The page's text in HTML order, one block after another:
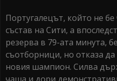
Португалецът, който не бе
състав на Сити, а
резерва в 79-ата минута,
съотборници, но отказа
новия шампион. Силва